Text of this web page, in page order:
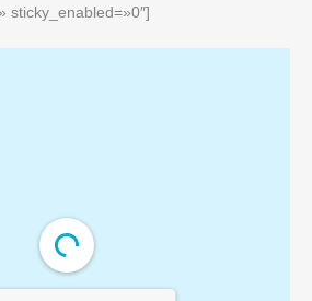
sticky_enabled=»0″]